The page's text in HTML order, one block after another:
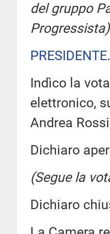
del gruppo
Progressista)
PRESIDENTE
Indìco la
elettronico,
Andrea
Dichiaro
(Segue la
Dichiaro